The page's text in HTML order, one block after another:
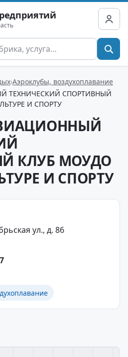
Аэроклубы, воздухоплавание
ТЕХНИЧЕСКИЙ СПОРТИВНЫЙ
И СПОРТУ
КЛУБ МОУДО
И СПОРТУ
ул., д. 86